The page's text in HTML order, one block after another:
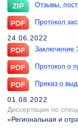
Отзывы,
Протокол
24.06.2022
Заключение
Протокол о
Приказ о
01.08.2022
Диссертации по
«Региональная и